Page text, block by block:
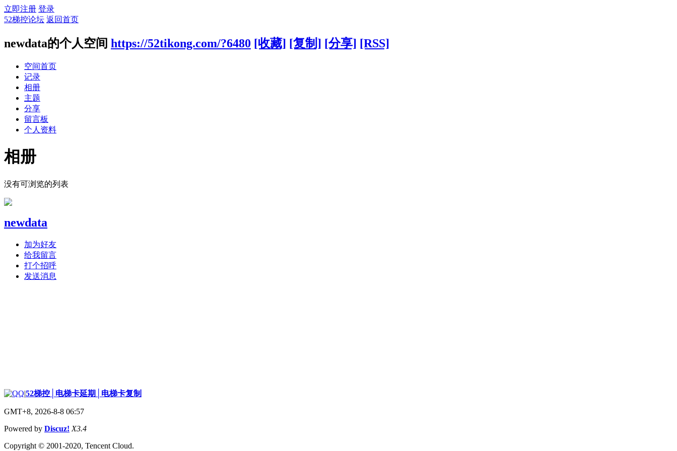
立即注册 登录
52梯控论坛 返回首页
newdata的个人空间 https://52tikong.com/?6480 [收藏] [复制] [分享] [RSS]
空间首页
记录
相册
主题
分享
留言板
个人资料
相册
没有可浏览的列表
newdata
加为好友
给我留言
打个招呼
发送消息
|52梯控│电梯卡延期│电梯卡复制
GMT+8, 2026-8-8 06:57
Powered by Discuz! X3.4
Copyright © 2001-2020, Tencent Cloud.